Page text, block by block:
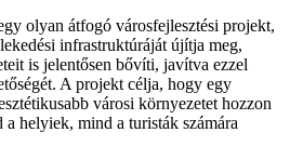
olyan átfogó városfejlesztési projekt,
infrastruktúráját újítja meg,
is jelentősen bővíti, javítva ezzel
A projekt célja, hogy egy
városi környezetet hozzon
helyiek, mind a turisták számára